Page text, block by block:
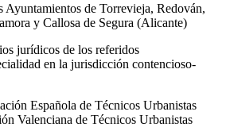
de Torrevieja, Redován,
y Callosa de Segura (Alicante)
jurídicos de los referidos
en la jurisdicción contencioso-
Española de Técnicos Urbanistas
Valenciana de Técnicos Urbanistas